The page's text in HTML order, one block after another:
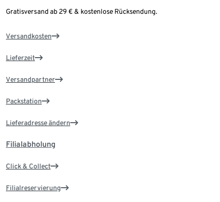
Gratisversand ab 29 € & kostenlose Rücksendung.
Versandkosten
Lieferzeit
Versandpartner
Packstation
Lieferadresse ändern
Filialabholung
Click & Collect
Filialreservierung